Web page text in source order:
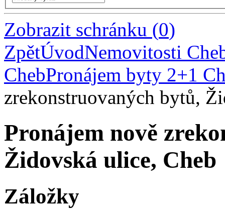
Zobrazit schránku (0)
ZpětÚvodNemovitosti
ChebPronájem byty 2+1
zrekonstruovaných bytů,
Pronájem nově
Židovská ulice, Cheb
Záložky